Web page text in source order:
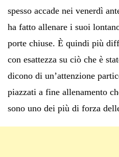
spesso accade nei venerdì
ha fatto allenare i suoi
porte chiuse. È quindi più
con esattezza su ciò che è
dicono di un’attenzione
piazzati a fine allenamento
sono uno dei più di forza